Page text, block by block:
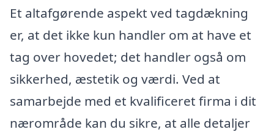
Et altafgørende aspekt ved tagdækning
er, at det ikke kun handler om at have et
tag over hovedet; det handler også om
sikkerhed, æstetik og værdi. Ved at
samarbejde med et kvalificeret firma i dit
nærområde kan du sikre, at alle detaljer